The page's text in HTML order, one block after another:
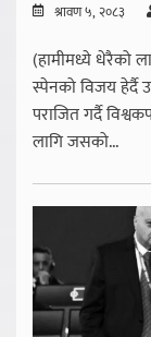
श्रावण ५, २०८३
(हामीमध्ये धेरैको
स्पेनको विजय हेर्दै
पराजित गर्दै
लागि जसको...